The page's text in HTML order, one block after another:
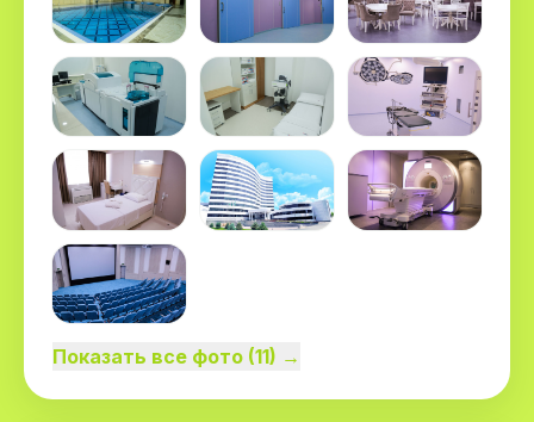
Показать все фото (11) →